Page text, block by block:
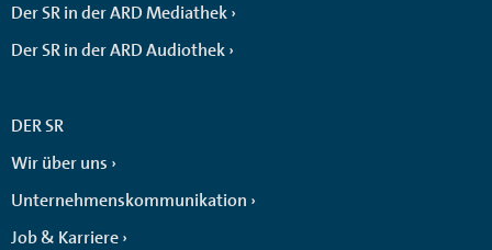
Der SR in der ARD Mediathek
Der SR in der ARD Audiothek
DER SR
Wir über uns
Unternehmenskommunikation
Job & Karriere